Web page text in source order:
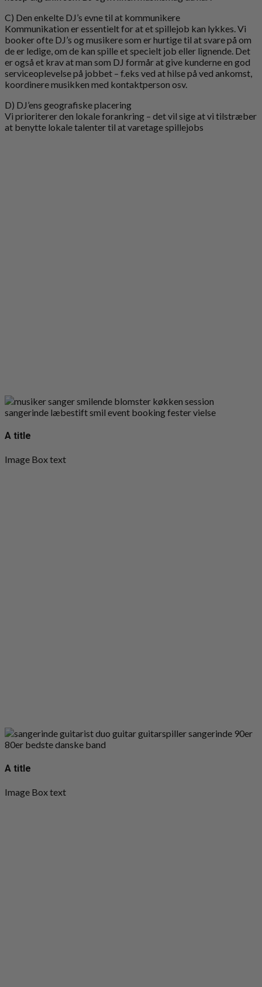
C) Den enkelte DJ’s evne til at kommunikere
Kommunikation er essentielt for at et spillejob kan lykkes. Vi
booker ofte DJ’s og musikere som er hurtige til at svare på om
de er ledige, om de kan spille et specielt job eller lignende. Det
er også et krav at man som DJ formår at give kunderne en god
serviceoplevelse på jobbet – f.eks ved at hilse på ved ankomst,
koordinere musikken med kontaktperson osv.
D) DJ’ens geografiske placering
Vi prioriterer den lokale forankring – det vil sige at vi tilstræber
at benytte lokale talenter til at varetage spillejobs
A title
Image Box text
A title
Image Box text